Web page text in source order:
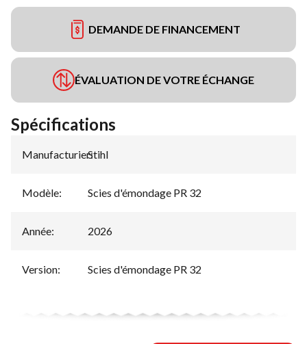
DEMANDE DE FINANCEMENT
ÉVALUATION DE VOTRE ÉCHANGE
Spécifications
Manufacturier:
Stihl
Modèle: Scies d'émondage PR 32
Année: 2026
Version: Scies d'émondage PR 32